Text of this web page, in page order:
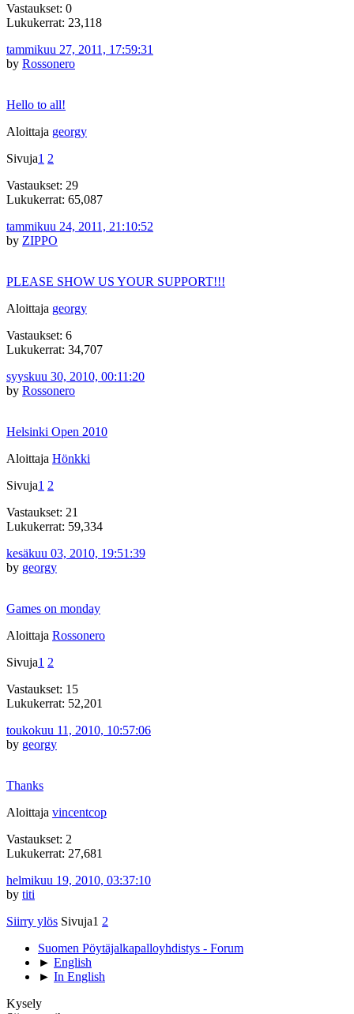
Vastaukset: 0
Lukukerrat: 23,118
tammikuu 27, 2011, 17:59:31
by Rossonero
Hello to all!
Aloittaja georgy
Sivuja1 2
Vastaukset: 29
Lukukerrat: 65,087
tammikuu 24, 2011, 21:10:52
by ZIPPO
PLEASE SHOW US YOUR SUPPORT!!!
Aloittaja georgy
Vastaukset: 6
Lukukerrat: 34,707
syyskuu 30, 2010, 00:11:20
by Rossonero
Helsinki Open 2010
Aloittaja Hönkki
Sivuja1 2
Vastaukset: 21
Lukukerrat: 59,334
kesäkuu 03, 2010, 19:51:39
by georgy
Games on monday
Aloittaja Rossonero
Sivuja1 2
Vastaukset: 15
Lukukerrat: 52,201
toukokuu 11, 2010, 10:57:06
by georgy
Thanks
Aloittaja vincentcop
Vastaukset: 2
Lukukerrat: 27,681
helmikuu 19, 2010, 03:37:10
by titi
Siirry ylös Sivuja1 2
Suomen Pöytäjalkapalloyhdistys - Forum
► English
► In English
Kysely